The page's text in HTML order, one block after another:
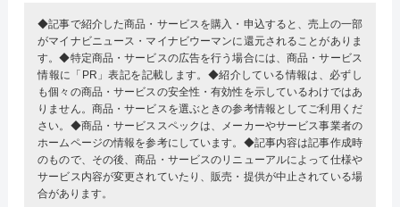
◆記事で紹介した商品・サービスを購入・申込すると、売上の一部
がマイナビニュース・マイナビウーマンに還元されることがありま
す。◆特定商品・サービスの広告を行う場合には、商品・サービス
情報に「PR」表記を記載します。◆紹介している情報は、必ずし
も個々の商品・サービスの安全性・有効性を示しているわけではあ
りません。商品・サービスを選ぶときの参考情報としてご利用くだ
さい。◆商品・サービススペックは、メーカーやサービス事業者の
ホームページの情報を参考にしています。◆記事内容は記事作成時
のもので、その後、商品・サービスのリニューアルによって仕様や
サービス内容が変更されていたり、販売・提供が中止されている場
合があります。